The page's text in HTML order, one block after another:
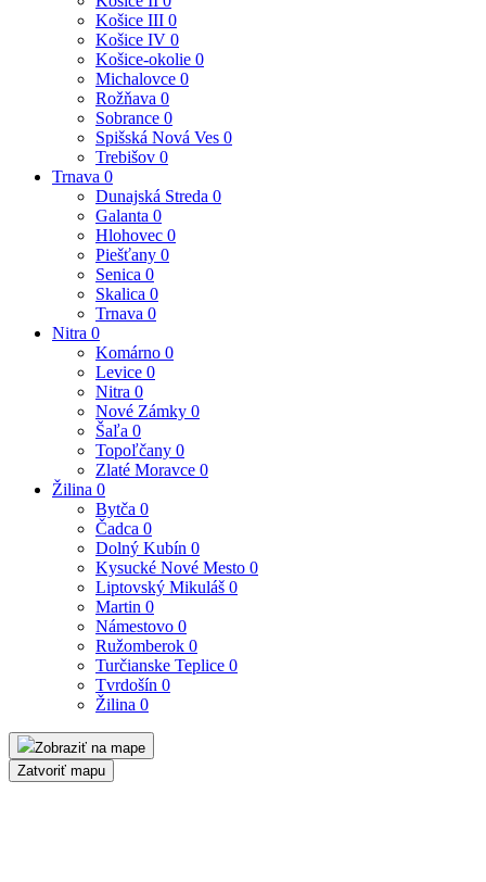
Košice III 0
Košice IV 0
Košice-okolie 0
Michalovce 0
Rožňava 0
Sobrance 0
Spišská Nová Ves 0
Trebišov 0
Trnava 0
Dunajská Streda 0
Galanta 0
Hlohovec 0
Piešťany 0
Senica 0
Skalica 0
Trnava 0
Nitra 0
Komárno 0
Levice 0
Nitra 0
Nové Zámky 0
Šaľa 0
Topoľčany 0
Zlaté Moravce 0
Žilina 0
Bytča 0
Čadca 0
Dolný Kubín 0
Kysucké Nové Mesto 0
Liptovský Mikuláš 0
Martin 0
Námestovo 0
Ružomberok 0
Turčianske Teplice 0
Tvrdošín 0
Žilina 0
Zobraziť na mape
Zatvoriť mapu